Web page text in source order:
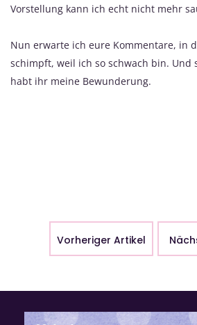
Vorstellung kann ich echt nicht mehr
Nun erwarte ich eure Kommentare, in
schimpft, weil ich so schwach bin. Und
habt ihr meine Bewunderung.
Vorheriger Artikel